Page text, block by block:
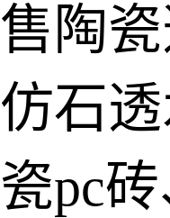
售陶瓷
仿石
瓷pc